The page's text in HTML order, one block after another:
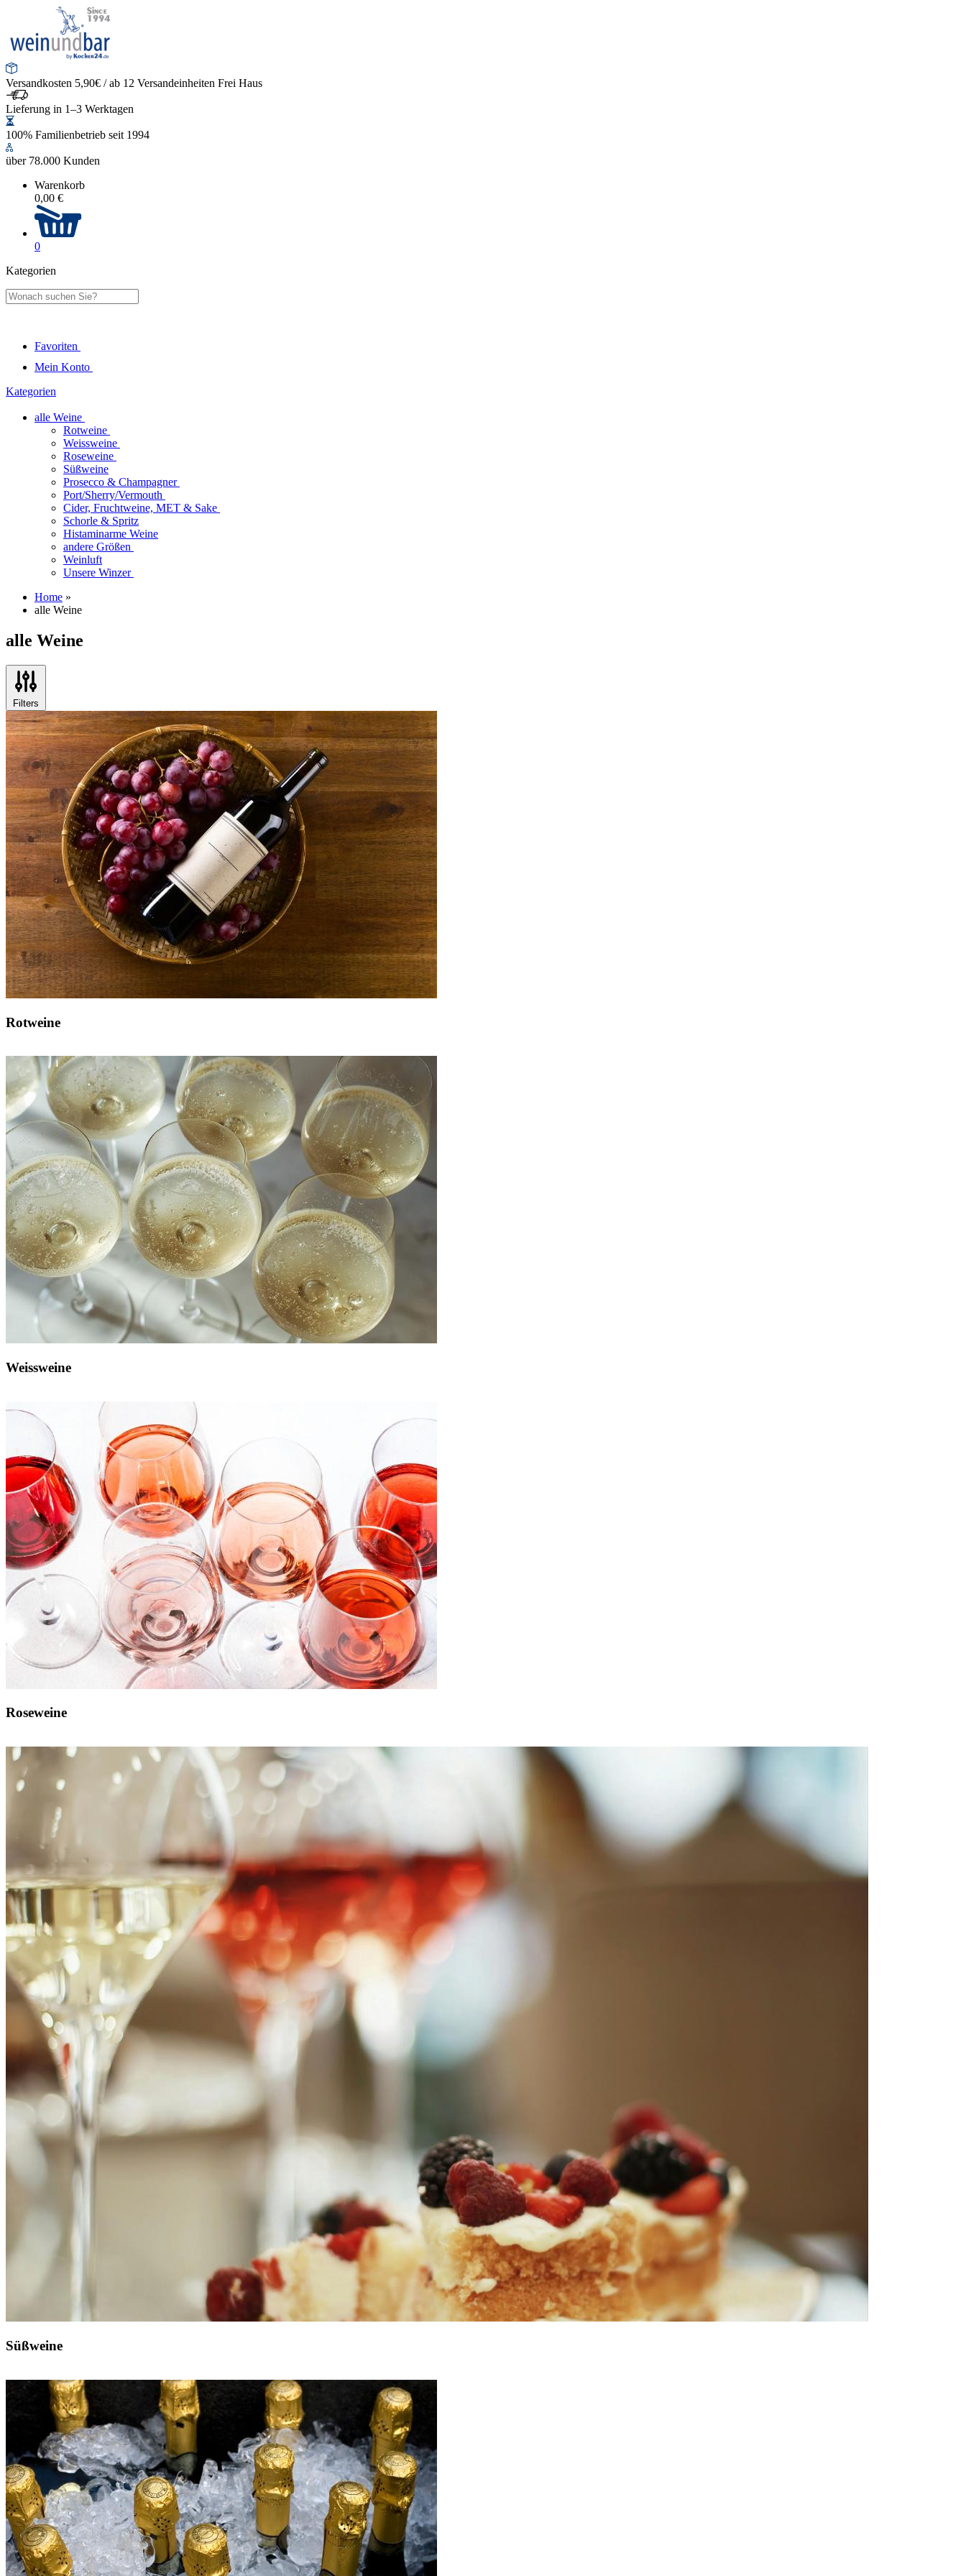
Versandkosten 5,90€ / ab 12 Versandeinheiten Frei Haus
Lieferung in 1–3 Werktagen
100% Familienbetrieb seit 1994
über 78.000 Kunden
Warenkorb
0,00 €
0
Kategorien
Favoriten
Mein Konto
Kategorien
alle Weine
Rotweine
Weissweine
Roseweine
Süßweine
Prosecco & Champagner
Port/Sherry/Vermouth
Cider, Fruchtweine, MET & Sake
Schorle & Spritz
Histaminarme Weine
andere Größen
Weinluft
Unsere Winzer
Home »
alle Weine
alle Weine
Filters
Rotweine
Weissweine
Roseweine
Süßweine